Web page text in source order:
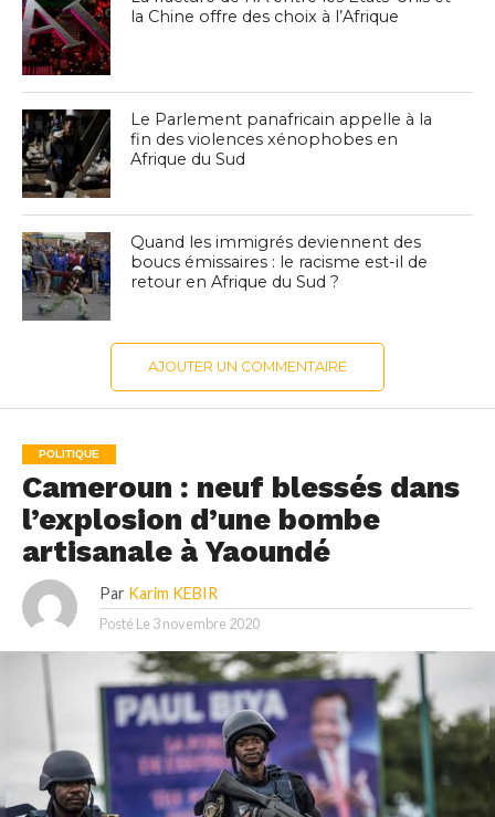
la Chine offre des choix à l’Afrique
Le Parlement panafricain appelle à la
fin des violences xénophobes en
Afrique du Sud
Quand les immigrés deviennent des
boucs émissaires : le racisme est-il de
retour en Afrique du Sud ?
AJOUTER UN COMMENTAIRE
POLITIQUE
Cameroun : neuf blessés dans
l’explosion d’une bombe
artisanale à Yaoundé
Par Karim KEBIR
Posté Le 3 novembre 2020